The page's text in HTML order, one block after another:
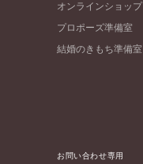
オンラインショップ
プロポーズ準備室
結婚のきもち準備室
お問い合わせ専用